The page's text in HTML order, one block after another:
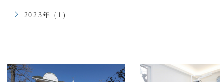
2023年 (1)